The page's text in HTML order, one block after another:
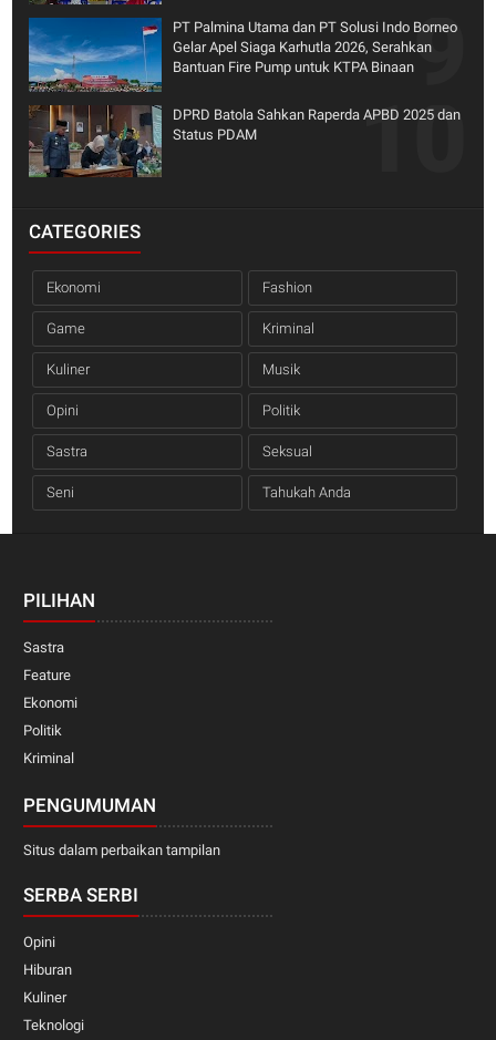
PT Palmina Utama dan PT Solusi Indo Borneo
Gelar Apel Siaga Karhutla 2026, Serahkan
Bantuan Fire Pump untuk KTPA Binaan
DPRD Batola Sahkan Raperda APBD 2025 dan
Status PDAM
CATEGORIES
Ekonomi Fashion
Game Kriminal
Kuliner Musik
Opini Politik
Sastra Seksual
Seni Tahukah Anda
PILIHAN
Sastra
Feature
Ekonomi
Politik
Kriminal
PENGUMUMAN
Situs dalam perbaikan tampilan
SERBA SERBI
Opini
Hiburan
Kuliner
Teknologi